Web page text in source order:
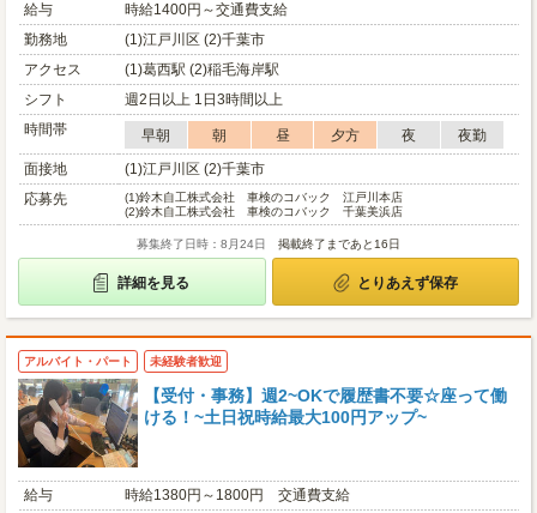
給与
時給1400円～交通費支給
勤務地
(1)江戸川区 (2)千葉市
アクセス
(1)葛西駅 (2)稲毛海岸駅
シフト
週2日以上 1日3時間以上
時間帯
早朝 朝 昼 夕方 夜
夜勤
面接地
(1)江戸川区 (2)千葉市
応募先
(1)鈴木自工株式会社 車検のコバック 江戸川本店
(2)鈴木自工株式会社 車検のコバック 千葉美浜店
募集終了日時：8月24日 掲載終了まであと16日
詳細を見る とりあえず保存
アルバイト・パート 未経験者歓迎
【受付・事務】週2~OKで履歴書不要☆座って働
ける！~土日祝時給最大100円アップ~
給与
時給1380円～1800円 交通費支給